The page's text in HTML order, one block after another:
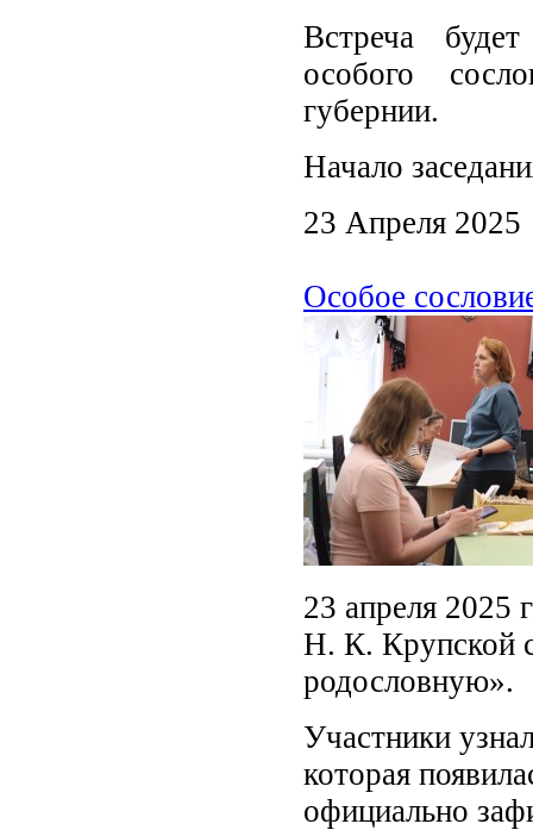
Встреча
особого
губернии.
Начало
23 Апреля 2025
Особое
23 апреля 2025
Н. К. Крупской
родословную».
Участники
которая
официально